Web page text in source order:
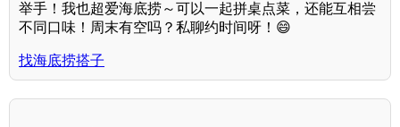
举手！我也超爱海底捞～可以一起拼桌点菜，还能互相尝
不同口味！周末有空吗？私聊约时间呀！😄
找海底捞搭子